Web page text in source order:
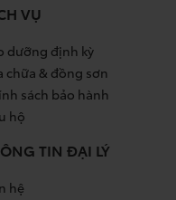
VỤ
dưỡng định kỳ
chữa & đồng sơn
sách bảo hành
hộ
TIN ĐẠI LÝ
hệ